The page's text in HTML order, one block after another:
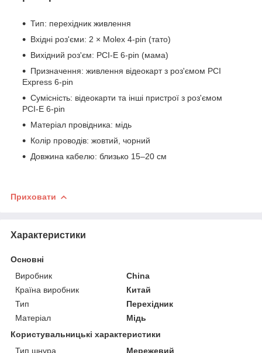
Тип: перехідник живлення
Вхідні роз'єми: 2 × Molex 4-pin (тато)
Вихідний роз'єм: PCI-E 6-pin (мама)
Призначення: живлення відеокарт з роз'ємом PCI
Express 6-pin
Сумісність: відеокарти та інші пристрої з роз'ємом
PCI-E 6-pin
Матеріал провідника: мідь
Колір проводів: жовтий, чорний
Довжина кабелю: близько 15–20 см
Приховати
Характеристики
Основні
Виробник
China
Країна виробник
Китай
Тип
Перехідник
Матеріал
Мідь
Користувальницькі характеристики
Тип шнура
Мережевий